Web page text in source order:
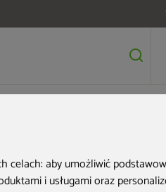
celach:aby umożliwić
i usługami oraz
52 999 zł